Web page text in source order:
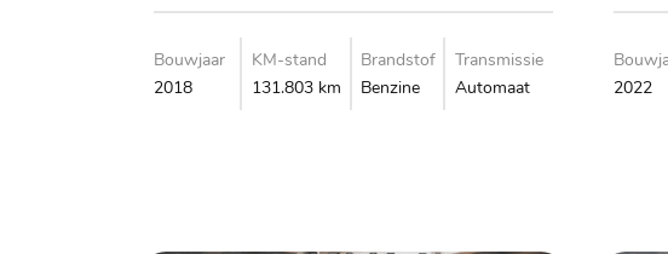
Bouwjaar
2018
KM-stand
131.803 km
Brandstof
Benzine
Transmissie
Automaat
2022